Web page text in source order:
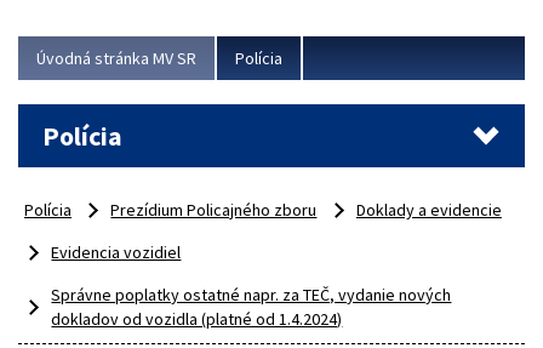
Úvodná stránka MV SR Polícia
Polícia
Polícia Prezídium Policajného zboru
Doklady a evidencie
Evidencia vozidiel
Správne poplatky ostatné napr. za TEČ, vydanie nových
dokladov od vozidla (platné od 1.4.2024)